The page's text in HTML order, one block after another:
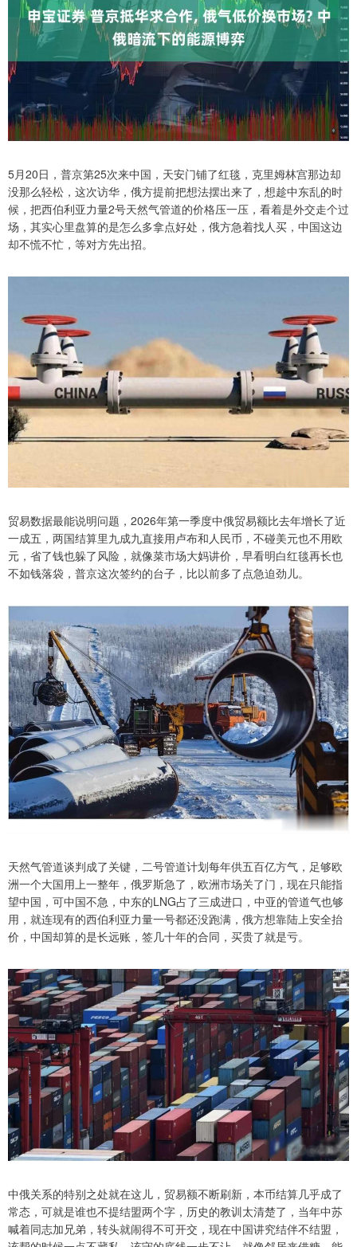
5月20日，普京第25次来中国，天安门铺了红毯，克里姆林宫那边却
没那么轻松，这次访华，俄方提前把想法摆出来了，想趁中东乱的时
候，把西伯利亚力量2号天然气管道的价格压一压，看着是外交走个过
场，其实心里盘算的是怎么多拿点好处，俄方急着找人买，中国这边
却不慌不忙，等对方先出招。
贸易数据最能说明问题，2026年第一季度中俄贸易额比去年增长了近
一成五，两国结算里九成九直接用卢布和人民币，不碰美元也不用欧
元，省了钱也躲了风险，就像菜市场大妈讲价，早看明白红毯再长也
不如钱落袋，普京这次签约的台子，比以前多了点急迫劲儿。
天然气管道谈判成了关键，二号管道计划每年供五百亿方气，足够欧
洲一个大国用上一整年，俄罗斯急了，欧洲市场关了门，现在只能指
望中国，可中国不急，中东的LNG占了三成进口，中亚的管道气也够
用，就连现有的西伯利亚力量一号都还没跑满，俄方想靠陆上安全抬
价，中国却算的是长远账，签几十年的合同，买贵了就是亏。
中俄关系的特别之处就在这儿，贸易额不断刷新，本币结算几乎成了
常态，可就是谁也不提结盟两个字，历史的教训太清楚了，当年中苏
喊着同志加兄弟，转头就闹得不可开交，现在中国讲究结伴不结盟，